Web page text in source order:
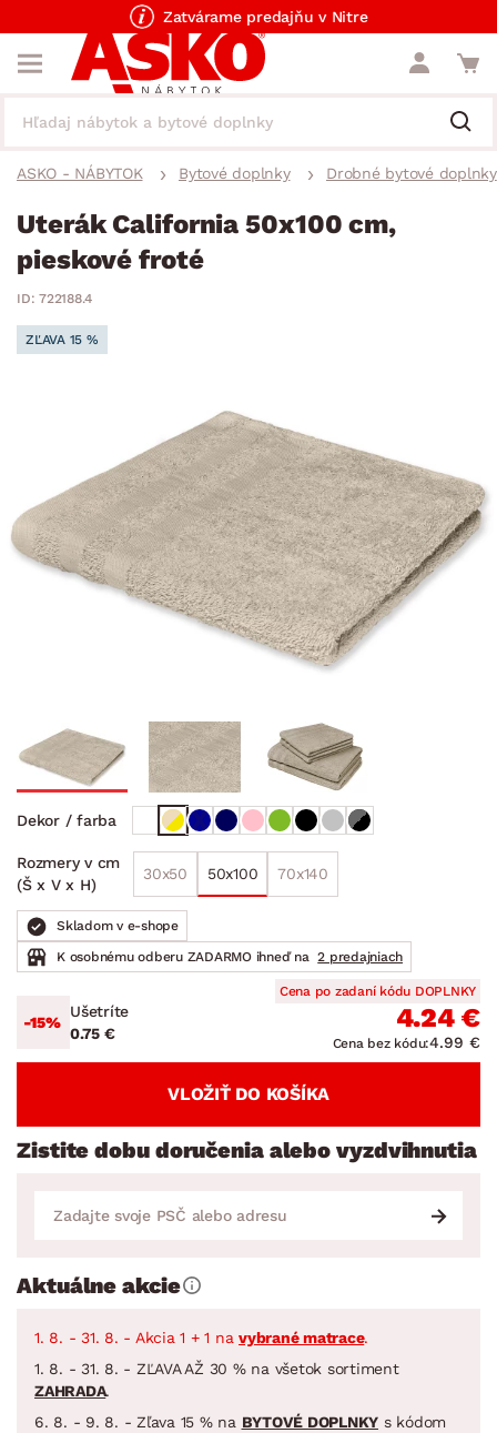
Zatvárame predajňu v Nitre
ASKO - NÁBYTOK Bytové doplnky Drobné bytové doplnky
Uterák California 50x100 cm,
pieskové froté
ID: 722188.4
ZĽAVA 15 %
Dekor / farba
Rozmery v cm
(Š x V x H)
30x50 50x100 70x140
Skladom v e-shope
K osobnému odberu ZADARMO ihneď na 2 predajniach
-15%
Ušetríte
0.75 €
Cena po zadaní kódu DOPLNKY
4.24 €
Cena bez kódu:4.99 €
VLOŽIŤ DO KOŠÍKA
Zistite dobu doručenia alebo vyzdvihnutia
Aktuálne akcie
1. 8. - 31. 8. - Akcia 1 + 1 na vybrané matrace.
1. 8. - 31. 8. - ZĽAVA AŽ 30 % na všetok sortiment
ZAHRADA.
6. 8. - 9. 8. - Zľava 15 % na BYTOVÉ DOPLNKY s kódom